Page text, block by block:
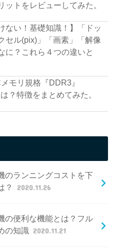
ットをレビューしてみた。
ない！基礎知識！】「ドッ
セル(pix)」「画素」「解像
に？これら４つの違いと
モリ規格『DDR3』
？特徴をまとめてみた。
のランニングコストを下
？
2020.11.26
の便利な機能とは？フル
の知識 2020.11.21